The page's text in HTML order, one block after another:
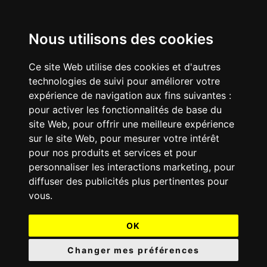
Nous utilisons des cookies
Ce site Web utilise des cookies et d'autres
technologies de suivi pour améliorer votre
expérience de navigation aux fins suivantes :
pour activer les fonctionnalités de base du
site Web, pour offrir une meilleure expérience
sur le site Web, pour mesurer votre intérêt
pour nos produits et services et pour
personnaliser les interactions marketing, pour
diffuser des publicités plus pertinentes pour
vous.
OK
Changer mes préférences